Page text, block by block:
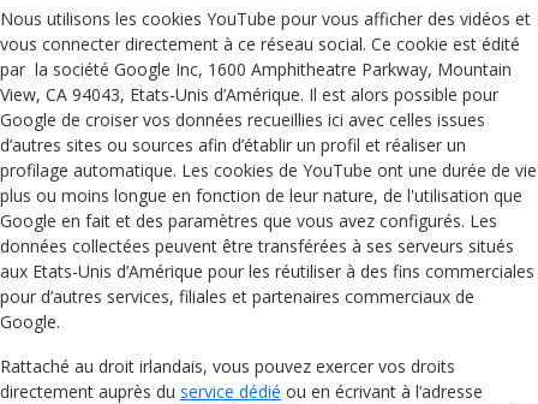
Nous utilisons les cookies YouTube pour vous afficher des vidéos et
vous connecter directement à ce réseau social. Ce cookie est édité
par la société Google Inc, 1600 Amphitheatre Parkway, Mountain
View, CA 94043, Etats-Unis d’Amérique. Il est alors possible pour
Google de croiser vos données recueillies ici avec celles issues
d’autres sites ou sources afin d’établir un profil et réaliser un
profilage automatique. Les cookies de YouTube ont une durée de vie
plus ou moins longue en fonction de leur nature, de l'utilisation que
Google en fait et des paramètres que vous avez configurés. Les
données collectées peuvent être transférées à ses serveurs situés
aux Etats-Unis d’Amérique pour les réutiliser à des fins commerciales
pour d’autres services, filiales et partenaires commerciaux de
Google.
Rattaché au droit irlandais, vous pouvez exercer vos droits
directement auprès du service dédié ou en écrivant à l’adresse